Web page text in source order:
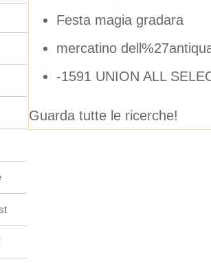
Festa magia gradara
mercatino
-1591 UNION ALL
Guarda tutte le ricerche!